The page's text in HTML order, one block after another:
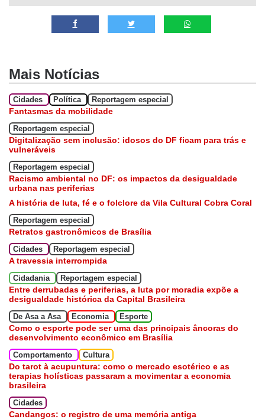
Mais Notícias
Cidades Política Reportagem especial
Fantasmas da mobilidade
Reportagem especial
Digitalização sem inclusão: idosos do DF ficam para trás e
vulneráveis
Reportagem especial
Racismo ambiental no DF: os impactos da desigualdade
urbana nas periferias
A história de luta, fé e o folclore da Vila Cultural Cobra Coral
Reportagem especial
Retratos gastronômicos de Brasília
Cidades Reportagem especial
A travessia interrompida
Cidadania Reportagem especial
Entre derrubadas e periferias, a luta por moradia expõe a
desigualdade histórica da Capital Brasileira
De Asa a Asa Economia Esporte
Como o esporte pode ser uma das principais âncoras do
desenvolvimento econômico em Brasília
Comportamento Cultura
Do tarot à acupuntura: como o mercado esotérico e as
terapias holísticas passaram a movimentar a economia
brasileira
Cidades
Candangos: o registro de uma memória antiga